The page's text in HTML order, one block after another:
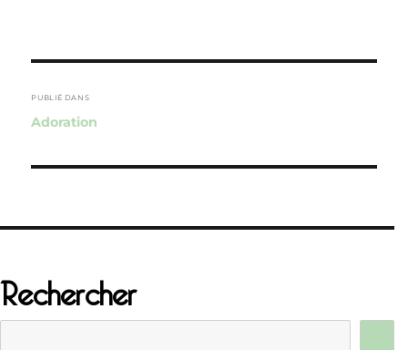
de
l’article
PUBLIÉ DANS
Adoration
Rechercher